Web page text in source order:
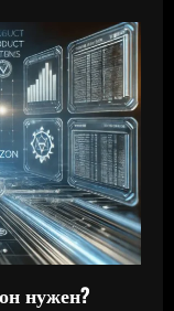
нужен?